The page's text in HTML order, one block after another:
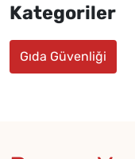
Kategoriler
Gıda Güvenliği